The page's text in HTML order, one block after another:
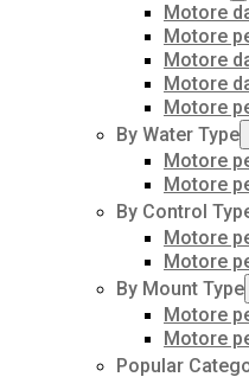
Motore
Motore
Motore
Motore
Motore
By Water Type
Motore
Motore
By Control
Motore
Motore
By Mount Type
Motore
Motore
Popular